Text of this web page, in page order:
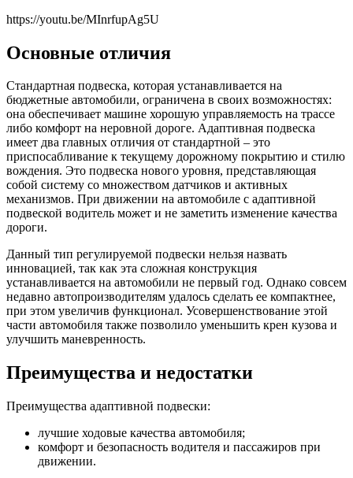
https://youtu.be/MInrfupAg5U
Основные отличия
Стандартная подвеска, которая устанавливается на
бюджетные автомобили, ограничена в своих возможностях:
она обеспечивает машине хорошую управляемость на трассе
либо комфорт на неровной дороге. Адаптивная подвеска
имеет два главных отличия от стандартной – это
приспосабливание к текущему дорожному покрытию и стилю
вождения. Это подвеска нового уровня, представляющая
собой систему со множеством датчиков и активных
механизмов. При движении на автомобиле с адаптивной
подвеской водитель может и не заметить изменение качества
дороги.
Данный тип регулируемой подвески нельзя назвать
инновацией, так как эта сложная конструкция
устанавливается на автомобили не первый год. Однако совсем
недавно автопроизводителям удалось сделать ее компактнее,
при этом увеличив функционал. Усовершенствование этой
части автомобиля также позволило уменьшить крен кузова и
улучшить маневренность.
Преимущества и недостатки
Преимущества адаптивной подвески:
лучшие ходовые качества автомобиля;
комфорт и безопасность водителя и пассажиров при
движении.